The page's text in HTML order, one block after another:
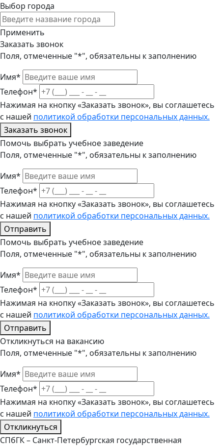
Выбор города
Применить
Заказать звонок
Поля, отмеченные "*", обязательны к заполнению
Имя*
Телефон*
Нажимая на кнопку «Заказать звонок», вы соглашетесь
с нашей политикой обработки персональных данных.
Заказать звонок
Помочь выбрать учебное заведение
Поля, отмеченные "*", обязательны к заполнению
Имя*
Телефон*
Нажимая на кнопку «Заказать звонок», вы соглашетесь
с нашей политикой обработки персональных данных.
Отправить
Помочь выбрать учебное заведение
Поля, отмеченные "*", обязательны к заполнению
Имя*
Телефон*
Нажимая на кнопку «Заказать звонок», вы соглашетесь
с нашей политикой обработки персональных данных.
Отправить
Откликнуться на вакансию
Поля, отмеченные "*", обязательны к заполнению
Имя*
Телефон*
Нажимая на кнопку «Заказать звонок», вы соглашетесь
с нашей политикой обработки персональных данных.
Откликнуться
СПбГК – Санкт-Петербургская государственная